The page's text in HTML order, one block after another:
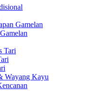
Gamelan
Tari
Wayang Kayu